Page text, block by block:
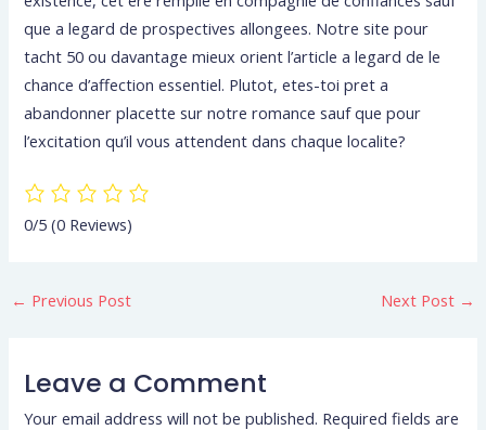
que a legard de prospectives allongees. Notre site pour
tacht 50 ou davantage mieux orient l’article a legard de le
chance d’affection essentiel. Plutot, etes-toi pret a
abandonner placette sur notre romance sauf que pour
l’excitation qu’il vous attendent dans chaque localite?
0/5(0 Reviews)
← Previous Post Next Post →
Leave a Comment
Your email address will not be published. Required fields are